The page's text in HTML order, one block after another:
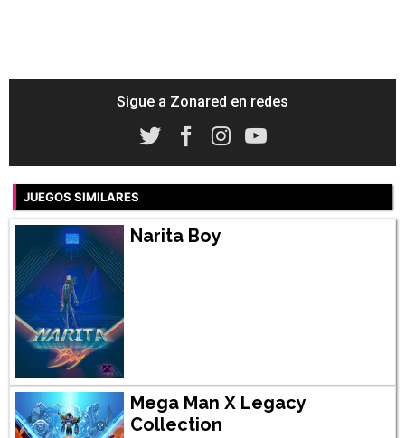
Sigue a Zonared en redes
JUEGOS SIMILARES
Narita Boy
Mega Man X Legacy
Collection